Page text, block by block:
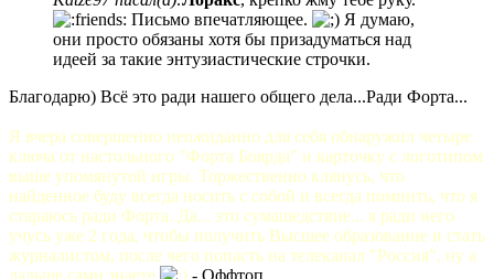
Письмо впечатляющее.
Я думаю,
они просто обязаны хотя бы призадуматься над
идеей за такие энтузиастические строчки.
Благодарю) Всё это ради нашего общего дела...Ради Форта...
Я вчера совершенно неожиданно для себя обнаружил четыре
ключа от настольного "Форта Боярда" и карточку с логотипом
выше упомянутой игры. Торжественно клянусь, что
найденное буду всегда носить с собой и всегда помнить, что я
стараюсь ради Форта. Да... это сумашедствие... я ради него
учусь уже 2 года, чтобы получить Высшее образование и стать
журналистом, после чего попасть на телеканал "Россия", ну а
дальше сами знаете
- Оффтоп